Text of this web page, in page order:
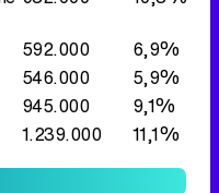
330.000
3,5%
264.000
3,0%
231.000
2,5%
286.000
3,2%